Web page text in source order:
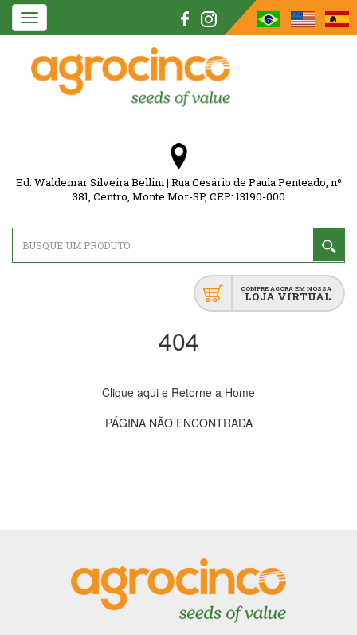
Toggle
navigation
Ed. Waldemar Silveira Bellini | Rua Cesário de Paula Penteado, nº
381, Centro, Monte Mor-SP, CEP: 13190-000
COMPRE AGORA EM NOSSA
LOJA VIRTUAL
404
Clique aqui e Retorne a Home
PÁGINA NÃO ENCONTRADA